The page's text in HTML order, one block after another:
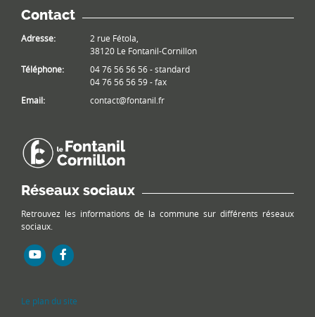
Contact
Adresse:
2 rue Fétola,
38120 Le Fontanil-Cornillon
Téléphone:
04 76 56 56 56 - standard
04 76 56 56 59 - fax
Email:
contact@fontanil.fr
Réseaux sociaux
Retrouvez les informations de la commune sur différents réseaux
sociaux.
Le plan du site